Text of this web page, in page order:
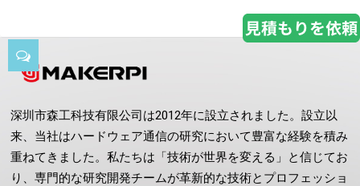
深圳市森工科技有限公司は2012年に設立されました。設立以
来、当社はハードウェア通信の研究において豊富な経験を積み
重ねてきました。私たちは「技術が世界を変える」と信じてお
り、専門的な研究開発チームが革新的な技術とプロフェッショ